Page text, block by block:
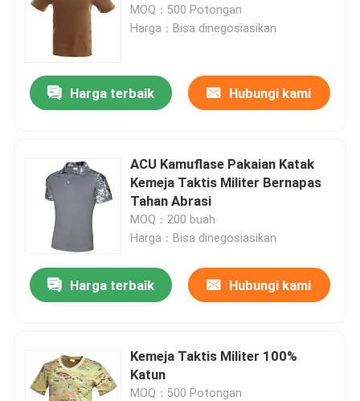
MOQ：500 Potongan
Harga：Bisa dinegosiasikan
Harga terbaik Hubungi kami
ACU Kamuflase Pakaian Katak
Kemeja Taktis Militer Bernapas
Tahan Abrasi
MOQ：200 buah
Harga：Bisa dinegosiasikan
Harga terbaik Hubungi kami
Kemeja Taktis Militer 100%
Katun
MOQ：500 Potongan